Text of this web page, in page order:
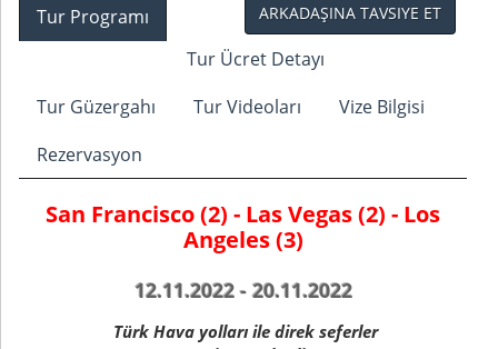
ARKADAŞINA TAVSIYE ET
Tur Programı
Tur Ücret Detayı
Tur Güzergahı
Tur Videoları
Vize Bilgisi
Rezervasyon
San Francisco (2) - Las Vegas (2) - Los
Angeles (3)
12.11.2022 - 20.11.2022
Türk Hava yolları ile direk seferler